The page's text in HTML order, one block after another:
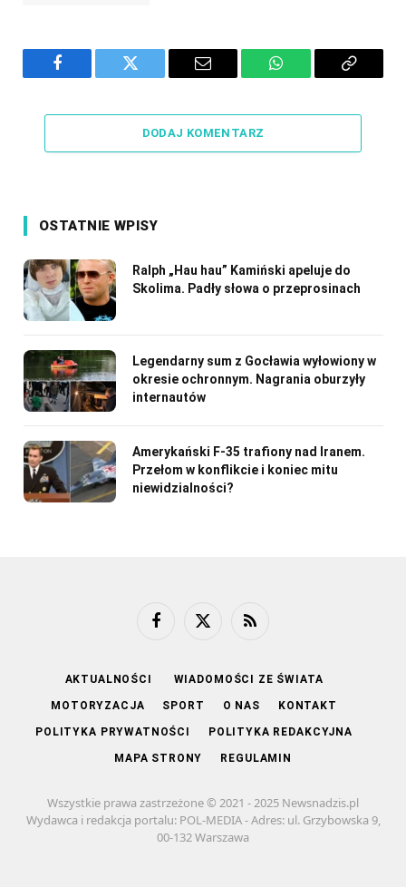
Facebook Twitter Email WhatsAppCopy
DODAJ KOMENTARZ
OSTATNIE WPISY
Ralph „Hau hau” Kamiński apeluje do
Skolima. Padły słowa o przeprosinach
Legendarny sum z Gocławia wyłowiony w
okresie ochronnym. Nagrania oburzyły
internautów
Amerykański F-35 trafiony nad Iranem.
Przełom w konflikcie i koniec mitu
niewidzialności?
FacebookX
RSS
AKTUALNOŚCI WIADOMOŚCI ZE ŚWIATA
MOTORYZACJA SPORT O NAS KONTAKT
POLITYKA PRYWATNOŚCI POLITYKA REDAKCYJNA
MAPA STRONY REGULAMIN
Wszystkie prawa zastrzeżone © 2021 - 2025 Newsnadzis.pl
Wydawca i redakcja portalu: POL-MEDIA - Adres: ul. Grzybowska 9,
00-132 Warszawa